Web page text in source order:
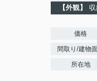
【外観】
価格
間取り/建物
所在地